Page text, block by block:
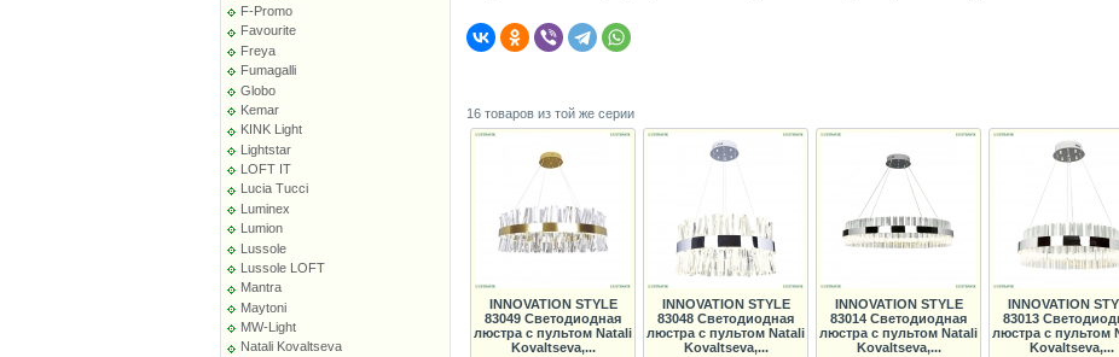
F-Promo
Favourite
Freya
Fumagalli
Globo
Kemar
KINK Light
Lightstar
LOFT IT
Lucia Tucci
Luminex
Lumion
Lussole
Lussole LOFT
Mantra
Maytoni
MW-Light
Natali Kovaltseva
16 товаров из той же серии
INNOVATION STYLE
83049 Светодиодная
люстра с пультом Natali
Kovaltseva,...
INNOVATION STYLE
83048 Светодиодная
люстра с пультом Natali
Kovaltseva,...
INNOVATION STYLE
83014 Светодиодная
люстра с пультом Natali
Kovaltseva,...
INNOVATION
83013
люстра с пультом
Kovaltseva,...